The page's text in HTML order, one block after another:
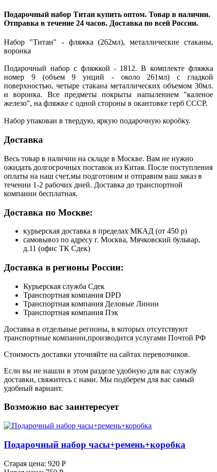
Подарочный набор Титан купить оптом. Товар в наличии.
Отправка в течение 24 часов. Доставка по всей России.
Набор "Титан" - фляжка (262мл), металлические стаканы,
воронка
Подарочный набор с фляжкой - 1812. В комплекте фляжка
номер 9 (объем 9 унций - около 261мл) с гладкой
поверхностью, четыре стакана металлических объемом 30мл.
и воронка. Все предметы покрыты напылением "каленое
железо", на фляжке с одной стороны в окантовке герб СССР.
Набор упакован в твердую, яркую подарочную коробку.
Доставка
Весь товар в наличии на складе в Москве. Вам не нужно
ожидать долгосрочных поставок из Китая. После поступления
оплаты на наш счет,мы подготовим и отправим ваш заказ в
течении 1-2 рабочих дней. Доставка до транспортной
компании бесплатная.
Доставка по Москве:
курьерская доставка в пределах МКАД (от 450 р)
самовывоз по адресу г. Москва, Мячковский бульвар,
д.11 (офис ТК Сдек)
Доставка в регионы России:
Курьерская служба Сдек
Транспортная компания DPD
Транспортная компания Деловые Линии
Транспортная компания Пэк
Доставка в отдельные регионы, в которых отсутствуют
транспортные компании,производится услугами Почтой РФ
Стоимость доставки уточняйте на сайтах перевозчиков.
Если вы не нашли в этом разделе удобную для вас службу
доставки, свяжитесь с нами. Мы подберем для вас самый
удобный вариант.
Возможно вас заинтересует
Подарочный набор часы+ремень+коробка
Старая цена: 920 Р